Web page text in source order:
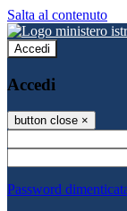
Salta al contenuto
Accedi
Accedi
button close ×
Password